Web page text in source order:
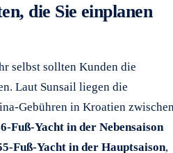
die Sie einplanen
selbst sollten Kunden die
Laut Sunsail liegen die
Gebühren in Kroatien
Fuß-Yacht in der Nebensaison
Fuß-Yacht in der Hauptsaison,